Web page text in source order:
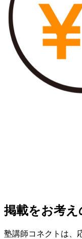
掲載をお考
塾講師コネクトは、